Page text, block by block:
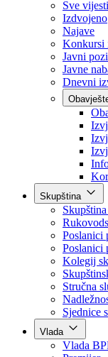
Aktuelno
Sve vijesti
Izdvojeno
Najave
Konkursi
Javni
Javne
Dnevni
Skupština
Poslanici
Poslanici
Kolegij
Stručna
Sjednice